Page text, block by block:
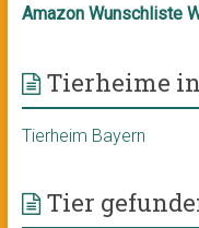
Amazon Wunschliste
Tierheime
Tierheim Bayern
Tier